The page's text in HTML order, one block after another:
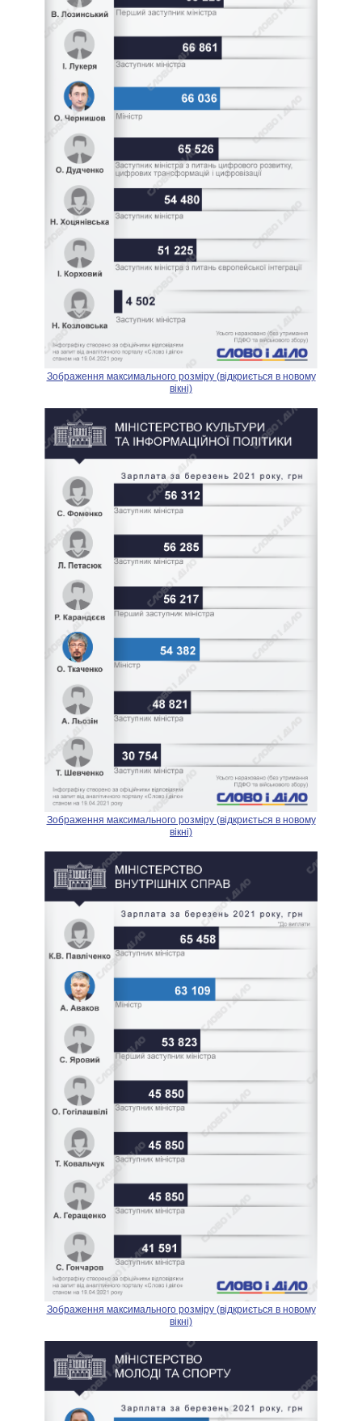
Зображення максимального розміру (відкриється в новому
вікні)
Зображення максимального розміру (відкриється в новому
вікні)
Зображення максимального розміру (відкриється в новому
вікні)